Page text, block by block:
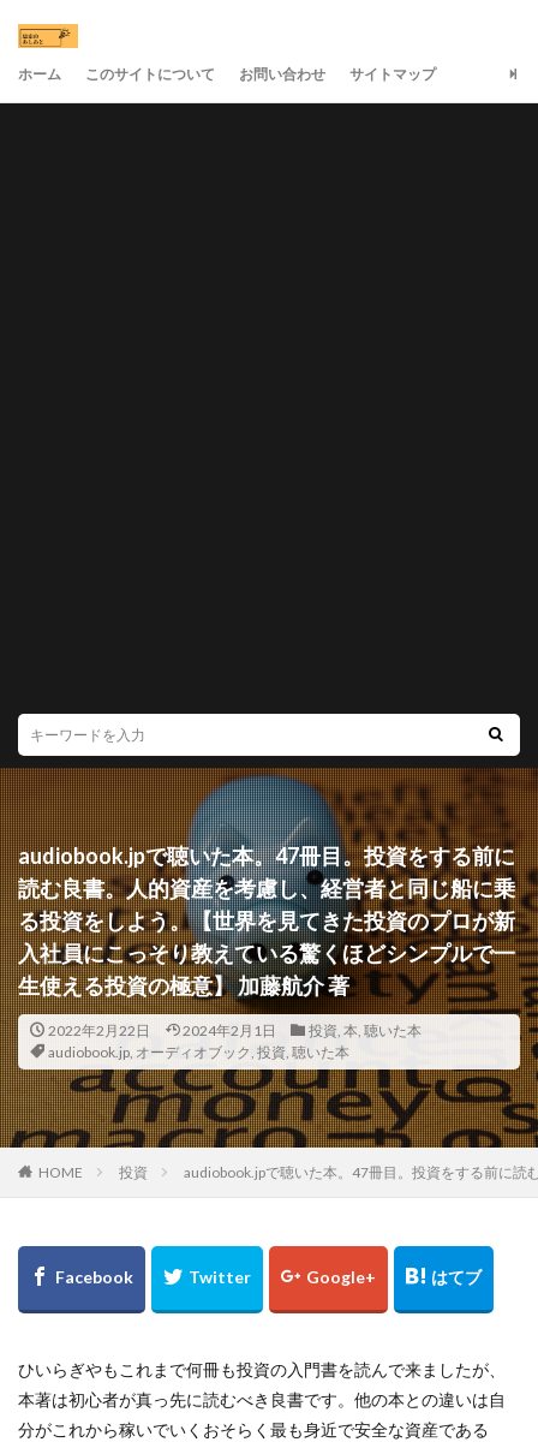
ホーム このサイトについて お問い合わせ サイトマップ
audiobook.jpで聴いた本。47冊目。投資をする前に
読む良書。人的資産を考慮し、経営者と同じ船に乗
る投資をしよう。【世界を見てきた投資のプロが新
入社員にこっそり教えている驚くほどシンプルで一
生使える投資の極意】 加藤航介 著
2022年2月22日 2024年2月1日 投資, 本, 聴いた本
audiobook.jp, オーディオブック, 投資, 聴いた本
HOME 投資 audiobook.jpで聴いた本。47冊目。投資をする前に読
ひいらぎやもこれまで何冊も投資の入門書を読んで来ましたが、
本著は初心者が真っ先に読むべき良書です。他の本との違いは自
分がこれから稼いでいくおそらく最も身近で安全な資産である